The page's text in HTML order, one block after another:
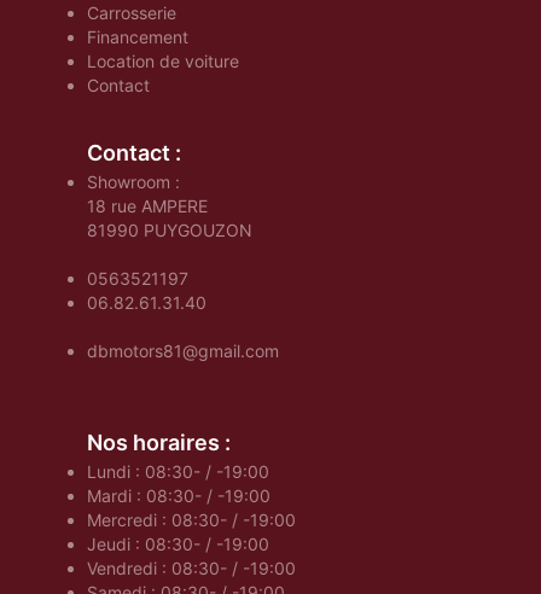
Carrosserie
Financement
Location de voiture
Contact
Contact :
Showroom :
18 rue AMPERE
81990 PUYGOUZON
0563521197
06.82.61.31.40
dbmotors81@gmail.com
Nos horaires :
Lundi : 08:30- / -19:00
Mardi : 08:30- / -19:00
Mercredi : 08:30- / -19:00
Jeudi : 08:30- / -19:00
Vendredi : 08:30- / -19:00